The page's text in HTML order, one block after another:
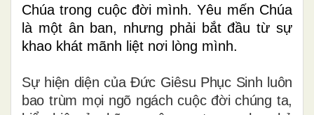
Chúa trong cuộc đời mình. Yêu mến Chúa
là một ân ban, nhưng phải bắt đầu từ sự
khao khát mãnh liệt nơi lòng mình.
Sự hiện diện của Đức Giêsu Phục Sinh luôn
bao trùm mọi ngõ ngách cuộc đời chúng ta,